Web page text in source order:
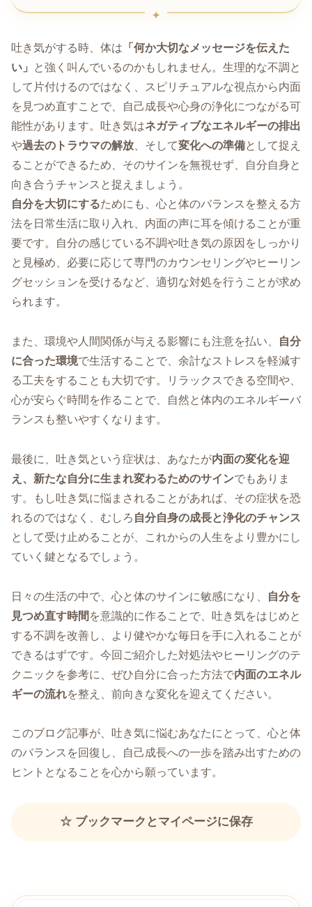
吐き気がする時、体は 「何か大切なメッセージを伝えた
い」
と強く叫んでいるのかもしれません。生理的な不調と
して片付けるのではなく、スピリチュアルな視点から内面
を見つめ直すことで、自己成長や心身の浄化につながる可
能性があります。吐き気はネガティブなエネルギーの排出
や過去のトラウマの解放 、そして変化への準備として捉え
ることができるため、そのサインを無視せず、自分自身と
向き合うチャンスと捉えましょう。
自分を大切にするためにも、心と体のバランスを整える方
法を日常生活に取り入れ、内面の声に耳を傾けることが重
要です。自分の感じている不調や吐き気の原因をしっかり
と見極め、必要に応じて専門のカウンセリングやヒーリン
グセッションを受けるなど、適切な対処を行うことが求め
られます。
また、環境や人間関係が与える影響にも注意を払い、
自分
に合った環境で生活することで、余計なストレスを軽減す
る工夫をすることも大切です。リラックスできる空間や、
心が安らぐ時間を作ることで、自然と体内のエネルギーバ
ランスも整いやすくなります。
最後に、吐き気という症状は、あなたが内面の変化を迎
え、新たな自分に生まれ変わるためのサインでもありま
す。もし吐き気に悩まされることがあれば、その症状を恐
れるのではなく、むしろ 自分自身の成長と浄化のチャンス
として受け止めることが、これからの人生をより豊かにし
ていく鍵となるでしょう。
日々の生活の中で、心と体のサインに敏感になり、
自分を
見つめ直す時間 を意識的に作ることで、吐き気をはじめと
する不調を改善し、より健やかな毎日を手に入れることが
できるはずです。今回ご紹介した対処法やヒーリングのテ
クニックを参考に、ぜひ自分に合った方法で内面のエネル
ギーの流れを整え、前向きな変化を迎えてください。
このブログ記事が、吐き気に悩むあなたにとって、心と体
のバランスを回復し、自己成長への一歩を踏み出すための
ヒントとなることを心から願っています。
☆ ブックマークとマイページに保存